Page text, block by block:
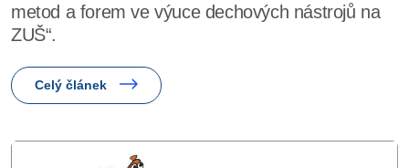
metod a forem ve výuce dechových nástrojů na
ZUŠ“.
Celý článek